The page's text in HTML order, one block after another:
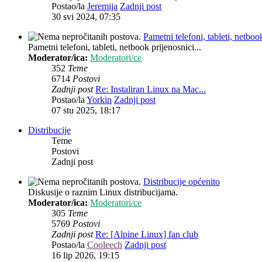
Postao/la Jeremija Zadnji post
30 svi 2024, 07:35
Pametni telefoni, tableti,
Pametni telefoni, tableti, netbook prijenosnici...
Moderator/ica: Moderatori/ce
352 Teme
6714 Postovi
Zadnji post Re: Instaliran Linux na Mac...
Postao/laYorkin Zadnji post
07 stu 2025, 18:17
Distribucije
Teme
Postovi
Zadnji post
Distribucije općenito
Diskusije o raznim Linux distribucijama.
Moderator/ica: Moderatori/ce
305 Teme
5769 Postovi
Zadnji post Re: [Alpine Linux] fan club
Postao/la Cooleech Zadnji post
16 lip 2026, 19:15